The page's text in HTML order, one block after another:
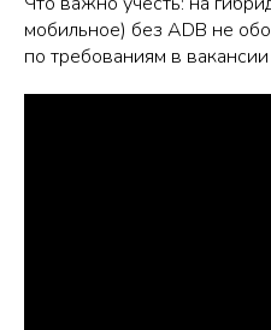
мобильное) без ADB не
по требованиям в